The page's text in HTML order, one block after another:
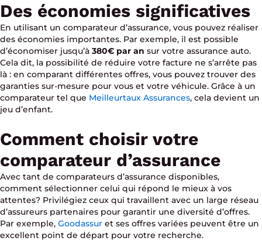
Des économies significatives
En utilisant un comparateur d’assurance, vous pouvez réaliser
des économies importantes. Par exemple, il est possible
d’économiser jusqu’à 380€ par an sur votre assurance auto.
Cela dit, la possibilité de réduire votre facture ne s’arrête pas
là : en comparant différentes offres, vous pouvez trouver des
garanties sur-mesure pour vous et votre véhicule. Grâce à un
comparateur tel que Meilleurtaux Assurances, cela devient un
jeu d’enfant.
Comment choisir votre
comparateur d’assurance
Avec tant de comparateurs d’assurance disponibles,
comment sélectionner celui qui répond le mieux à vos
attentes? Privilégiez ceux qui travaillent avec un large réseau
d’assureurs partenaires pour garantir une diversité d’offres.
Par exemple, Goodassur et ses offres variées peuvent être un
excellent point de départ pour votre recherche.